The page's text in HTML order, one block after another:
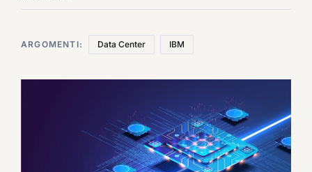
ARGOMENTI: Data Center IBM